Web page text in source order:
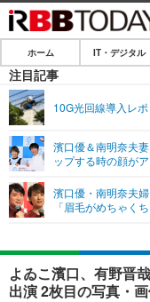
ホーム
IT・デジタル
ネタ
ショッピング
SPEED TEST
エンタメ
エンタメTOP
音楽
ライフ
ライフTOP
ペット
リリース一覧
プッシュ通知の停止方
ホーム IT・デジタル
注目記事
10G光回線導入レポ
濱口優＆南明奈夫
ップする時の顔がア
濱口優・南明奈夫
「眉毛がめちゃく
よゐこ濱口、有野晋
出演 2枚目の写真・